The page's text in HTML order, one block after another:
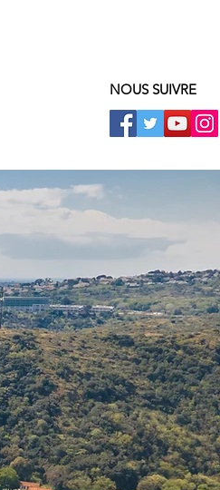
NOUS SUIVRE